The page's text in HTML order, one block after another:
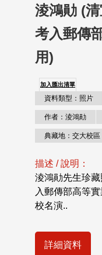
淩鴻勛 (
考入郵傳
用)
加入匯出清單
資料類型：照片
作者：淩鴻勛
典藏地：交大校區
描述 / 說明：
淩鴻勛先生珍
入郵傳部高等
校名演..
詳細資料